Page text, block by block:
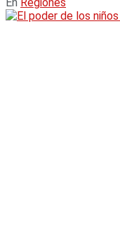
En Regiones